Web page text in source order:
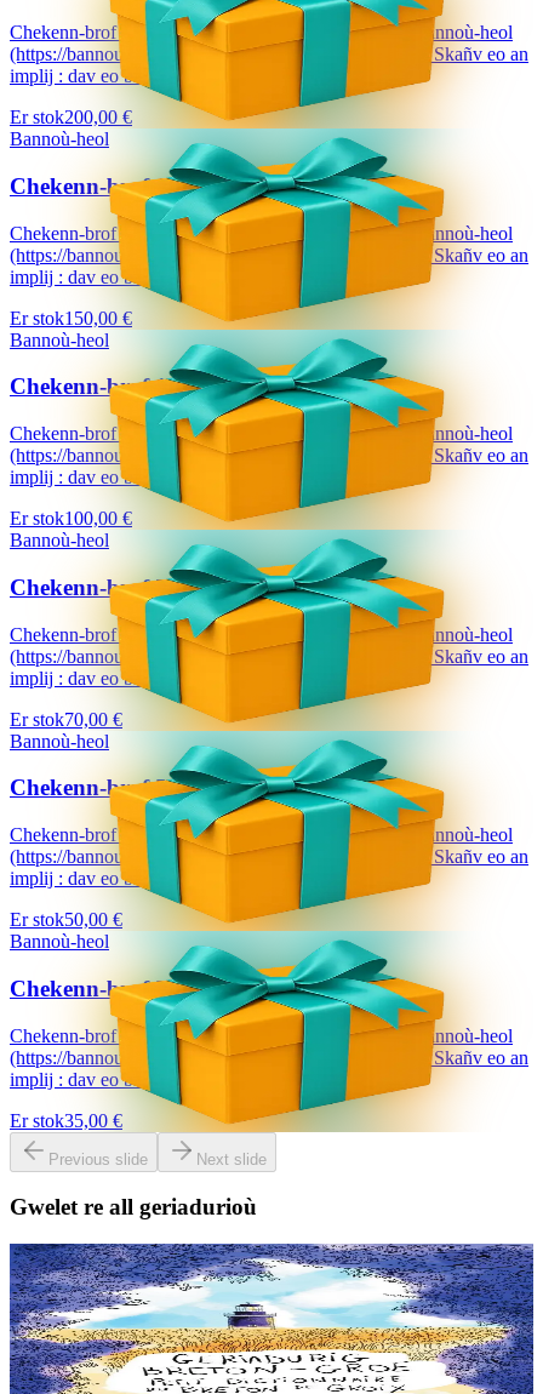
Chekenn-brof a dalvezo ur bloavezh e holl lec'hienn Bannoù-heol
(https://bannouheol.com). Kaset e vo deoc'h dre bostel. Skañv eo an
implij : dav eo bizskrivañ...
Er stok200,00 €
Bannoù-heol
Chekenn-brof 150 €
Chekenn-brof a dalvezo ur bloavezh e holl lec'hienn Bannoù-heol
(https://bannouheol.com). Kaset e vo deoc'h dre bostel. Skañv eo an
implij : dav eo bizskrivañ...
Er stok150,00 €
Bannoù-heol
Chekenn-brof 100 €
Chekenn-brof a dalvezo ur bloavezh e holl lec'hienn Bannoù-heol
(https://bannouheol.com). Kaset e vo deoc'h dre bostel. Skañv eo an
implij : dav eo bizskrivañ...
Er stok100,00 €
Bannoù-heol
Chekenn-brof 70 €
Chekenn-brof a dalvezo ur bloavezh e holl lec'hienn Bannoù-heol
(https://bannouheol.com). Kaset e vo deoc'h dre bostel. Skañv eo an
implij : dav eo bizskrivañ...
Er stok70,00 €
Bannoù-heol
Chekenn-brof 50 €
Chekenn-brof a dalvezo ur bloavezh e holl lec'hienn Bannoù-heol
(https://bannouheol.com). Kaset e vo deoc'h dre bostel. Skañv eo an
implij : dav eo bizskrivañ...
Er stok50,00 €
Bannoù-heol
Chekenn-brof 35 €
Chekenn-brof a dalvezo ur bloavezh e holl lec'hienn Bannoù-heol
(https://bannouheol.com). Kaset e vo deoc'h dre bostel. Skañv eo an
implij : dav eo bizskrivañ...
Er stok35,00 €
Previous slide Next slide
Gwelet re all geriadurioù
6 vloaz hag ouzhpenn
Goater
Geriadurig Breton-Groe
Plijout a raio ar geriadur-mañ d’an holl re dedennet gant yezh ar vro.